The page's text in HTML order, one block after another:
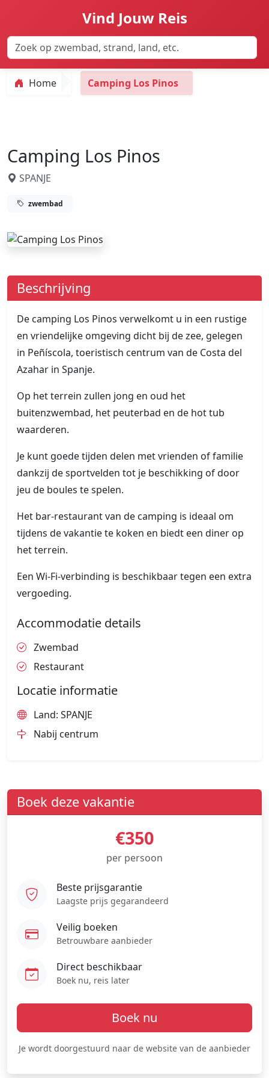
Vind Jouw Reis
Home Camping Los Pinos
Camping Los Pinos
SPANJE
zwembad
Beschrijving
De camping Los Pinos verwelkomt u in een rustige
en vriendelijke omgeving dicht bij de zee, gelegen
in Peñíscola, toeristisch centrum van de Costa del
Azahar in Spanje.
Op het terrein zullen jong en oud het
buitenzwembad, het peuterbad en de hot tub
waarderen.
Je kunt goede tijden delen met vrienden of familie
dankzij de sportvelden tot je beschikking of door
jeu de boules te spelen.
Het bar-restaurant van de camping is ideaal om
tijdens de vakantie te koken en biedt een diner op
het terrein.
Een Wi-Fi-verbinding is beschikbaar tegen een extra
vergoeding.
Accommodatie details
Zwembad
Restaurant
Locatie informatie
Land: SPANJE
Nabij centrum
Boek deze vakantie
€350
per persoon
Beste prijsgarantie
Laagste prijs gegarandeerd
Veilig boeken
Betrouwbare aanbieder
Direct beschikbaar
Boek nu, reis later
Boek nu
Je wordt doorgestuurd naar de website van de aanbieder